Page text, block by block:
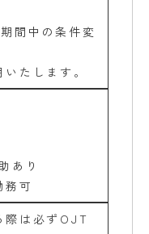
間中の条件変
たします。
あり
務可
は必ずOJT